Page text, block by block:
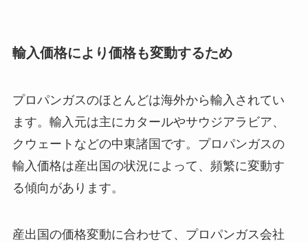
輸入価格により価格も変動するため
プロパンガスのほとんどは海外から輸入されてい
ます。輸入元は主にカタールやサウジアラビア、
クウェートなどの中東諸国です。プロパンガスの
輸入価格は産出国の状況によって、頻繁に変動す
る傾向があります。
産出国の価格変動に合わせて、プロパンガス会社